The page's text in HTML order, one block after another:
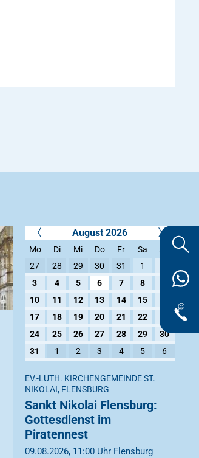
August 2026
Mo Di Mi Do Fr Sa
So
27
28 29 30 31 1
3
4 5 6 7 8
10
11 12 13 14 15
17
18 19 20 21 22
24
25 26 27 28 29
30
31
1 2 3 4 5 6
EV.-LUTH. KIRCHENGEMEINDE ST.
NIKOLAI, FLENSBURG
Sankt Nikolai Flensburg:
Gottesdienst im
Piratennest
09.08.2026, 11:00 Uhr Flensburg